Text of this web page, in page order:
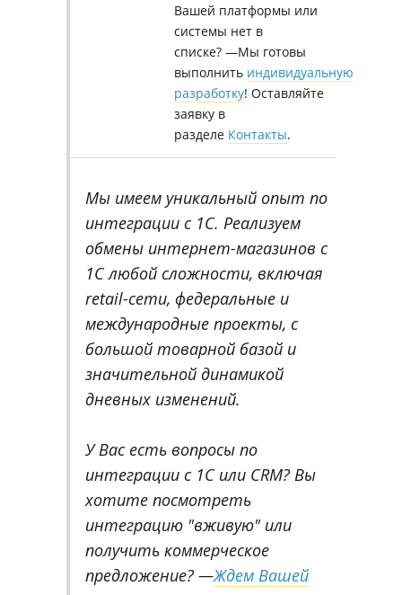
Вашей платформы или
системы нет в
списке? —Мы готовы
выполнить индивидуальную
разработку! Оставляйте
заявку в
разделе Контакты.
Мы имеем уникальный опыт по
интеграции с 1С. Реализуем
обмены интернет-магазинов с
1С любой сложности, включая
retail-сети, федеральные и
международные проекты, с
большой товарной базой и
значительной динамикой
дневных изменений.
У Вас есть вопросы по
интеграции с 1С или CRM? Вы
хотите посмотреть
интеграцию "вживую" или
получить коммерческое
предложение? —Ждем Вашей